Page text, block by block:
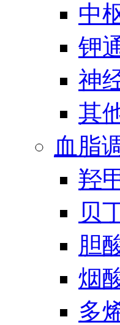
中
钾
神
其
血脂
羟
贝
胆
烟
多